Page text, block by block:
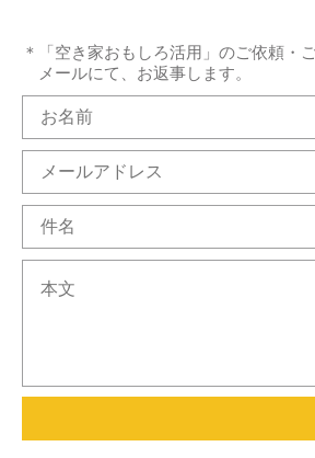
＊「空き家おもしろ活用」のご依頼・
メールにて、お返事します。